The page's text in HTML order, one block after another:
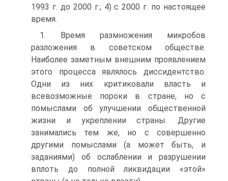
1993 г. до 2000 г.; 4) с 2000 г. по настоящее
время.
1. Время размножения микробов
разложения в советском обществе.
Наиболее заметным внешним проявлением
этого процесса являлось диссидентство.
Одни из них критиковали власть и
всевозможные пороки в стране, но с
помыслами об улучшении общественной
жизни и укреплении страны. Другие
занимались тем же, но с совершенно
другими помыслами (а может быть, и
заданиями) об ослаблении и разрушении
вплоть до полной ликвидации «этой»